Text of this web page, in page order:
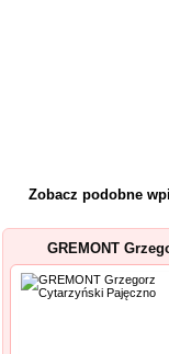
Zobacz podobne
GREMONT